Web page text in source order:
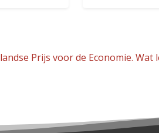
Prijs voor de Economie. Wat